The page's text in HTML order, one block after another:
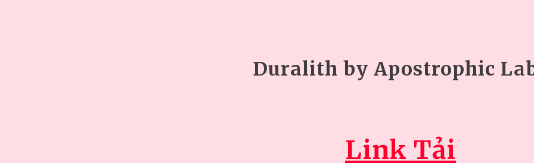
Duralith by Apostrophic
Link Tải